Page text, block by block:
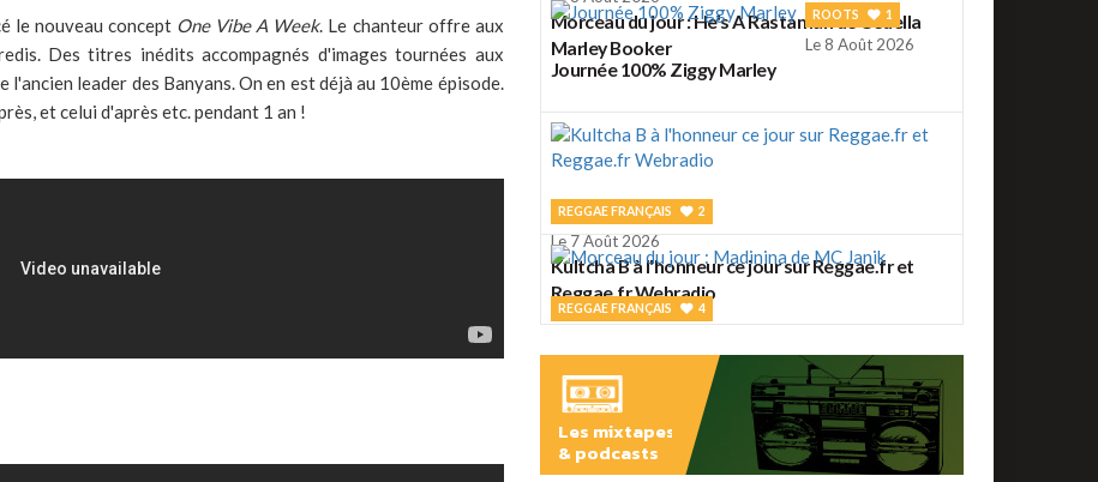
le nouveau concept One Vibe A Week. Le chanteur offre aux
Des titres inédits accompagnés d'images tournées aux
l'ancien leader des Banyans. On en est déjà au 10ème épisode.
et celui d'après etc. pendant 1 an !
Morceau du jour : He's A Rastaman de Cedella
Marley Booker
ROOTS 1
Le 8 Août 2026
Journée 100% Ziggy Marley
REGGAE FRANÇAIS 2
Le 7 Août 2026
Kultcha B à l'honneur ce jour sur Reggae.fr et
Reggae.fr Webradio
REGGAE FRANÇAIS 4
Morceau du jour : Madinina de MC Janik
ROOTS 56
Les mixtapes
& podcasts